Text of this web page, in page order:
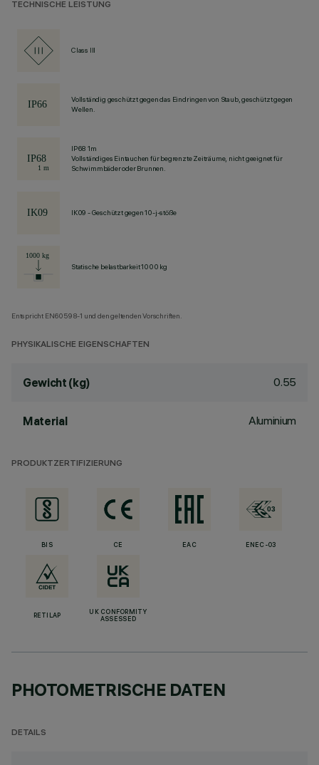
TECHNISCHE LEISTUNG
Class III
Vollständig geschützt gegen das Eindringen von Staub, geschützt gegen
Wellen.
IP68 1m
Vollständiges Eintauchen für begrenzte Zeiträume, nicht geeignet für
Schwimmbäder oder Brunnen.
IK09 - Geschützt gegen 10-j-stöße
Statische belastbarkeit 1000 kg
Entspricht EN60598-1 und den geltenden Vorschriften.
PHYSIKALISCHE EIGENSCHAFTEN
Gewicht (kg) 0.55
Material Aluminium
PRODUKTZERTIFIZIERUNG
BIS CE EAC ENEC-03
RETILAP
UK CONFORMITY
ASSESSED
PHOTOMETRISCHE DATEN
DETAILS